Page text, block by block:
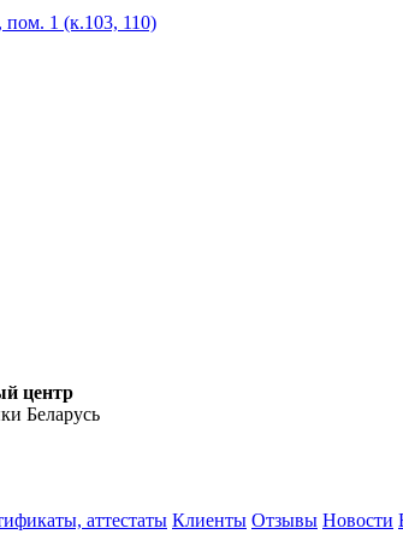
пом. 1 (к.103, 110)
центр
Беларусь
аттестаты Клиенты Отзывы Новости